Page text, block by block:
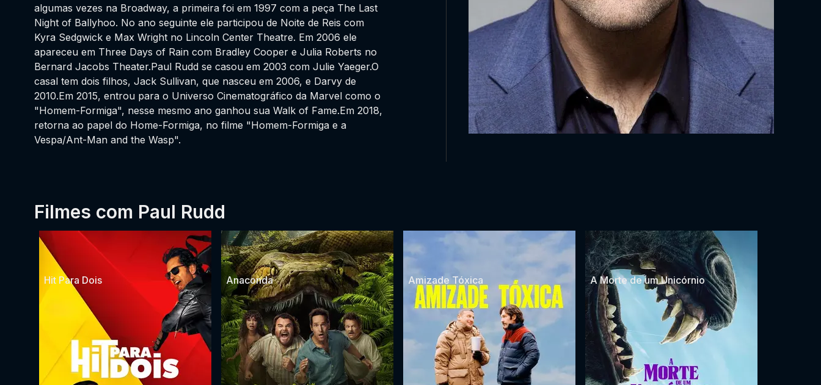
algumas vezes na Broadway, a primeira foi em 1997 com a peça The Last
Night of Ballyhoo. No ano seguinte ele participou de Noite de Reis com
Kyra Sedgwick e Max Wright no Lincoln Center Theatre. Em 2006 ele
apareceu em Three Days of Rain com Bradley Cooper e Julia Roberts no
Bernard Jacobs Theater.Paul Rudd se casou em 2003 com Julie Yaeger.O
casal tem dois filhos, Jack Sullivan, que nasceu em 2006, e Darvy de
2010.Em 2015, entrou para o Universo Cinematográfico da Marvel como o
"Homem-Formiga", nesse mesmo ano ganhou sua Walk of Fame.Em 2018,
retorna ao papel do Home-Formiga, no filme "Homem-Formiga e a
Vespa/Ant-Man and the Wasp".
Filmes com Paul Rudd
Hit Para Dois Anaconda Amizade Tóxica A Morte de um Unicórnio